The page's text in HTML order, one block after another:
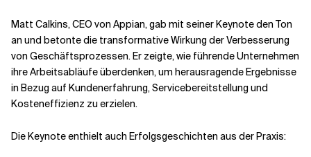
Matt Calkins, CEO von Appian, gab mit seiner Keynote den Ton
an und betonte die transformative Wirkung der Verbesserung
von Geschäftsprozessen. Er zeigte, wie führende Unternehmen
ihre Arbeitsabläufe überdenken, um herausragende Ergebnisse
in Bezug auf Kundenerfahrung, Servicebereitstellung und
Kosteneffizienz zu erzielen.
Die Keynote enthielt auch Erfolgsgeschichten aus der Praxis: